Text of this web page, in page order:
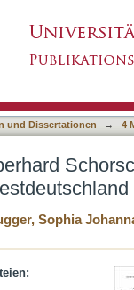
und Dissertationen → 4
Sophia